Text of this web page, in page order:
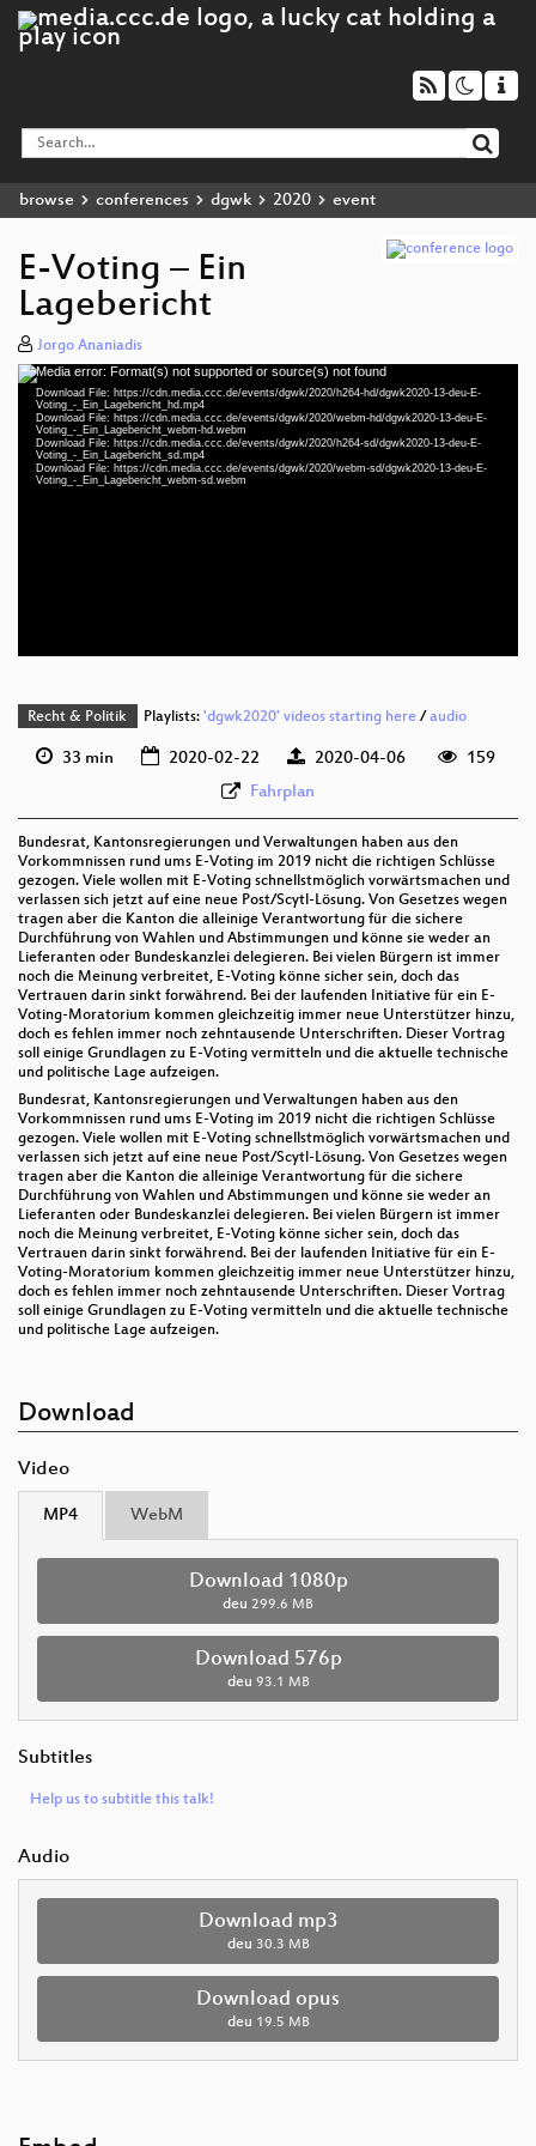
browse conferences dgwk 2020 event
E-Voting – Ein
Lagebericht
Jorgo Ananiadis
Video
Player
Media error: Format(s) not supported or source(s) not found
Download File: https://cdn.media.ccc.de/events/dgwk/2020/h264-hd/dgwk2020-13-deu-E-
Voting_-_Ein_Lagebericht_hd.mp4
Download File: https://cdn.media.ccc.de/events/dgwk/2020/webm-hd/dgwk2020-13-deu-E-
Voting_-_Ein_Lagebericht_webm-hd.webm
Download File: https://cdn.media.ccc.de/events/dgwk/2020/h264-sd/dgwk2020-13-deu-E-
Voting_-_Ein_Lagebericht_sd.mp4
Download File: https://cdn.media.ccc.de/events/dgwk/2020/webm-sd/dgwk2020-13-deu-E-
Voting_-_Ein_Lagebericht_webm-sd.webm
Recht & Politik Playlists: 'dgwk2020' videos starting here/ audio
33 min 2020-02-22 2020-04-06
159
Fahrplan
Bundesrat, Kantonsregierungen und Verwaltungen haben aus den
Vorkommnissen rund ums E-Voting im 2019 nicht die richtigen Schlüsse
gezogen. Viele wollen mit E-Voting schnellstmöglich vorwärtsmachen und
verlassen sich jetzt auf eine neue Post/Scytl-Lösung. Von Gesetzes wegen
tragen aber die Kanton die alleinige Verantwortung für die sichere
Durchführung von Wahlen und Abstimmungen und könne sie weder an
Lieferanten oder Bundeskanzlei delegieren. Bei vielen Bürgern ist immer
noch die Meinung verbreitet, E-Voting könne sicher sein, doch das
Vertrauen darin sinkt forwährend. Bei der laufenden Initiative für ein E-
Voting-Moratorium kommen gleichzeitig immer neue Unterstützer hinzu,
doch es fehlen immer noch zehntausende Unterschriften. Dieser Vortrag
soll einige Grundlagen zu E-Voting vermitteln und die aktuelle technische
und politische Lage aufzeigen.
Bundesrat, Kantonsregierungen und Verwaltungen haben aus den
Vorkommnissen rund ums E-Voting im 2019 nicht die richtigen Schlüsse
gezogen. Viele wollen mit E-Voting schnellstmöglich vorwärtsmachen und
verlassen sich jetzt auf eine neue Post/Scytl-Lösung. Von Gesetzes wegen
tragen aber die Kanton die alleinige Verantwortung für die sichere
Durchführung von Wahlen und Abstimmungen und könne sie weder an
Lieferanten oder Bundeskanzlei delegieren. Bei vielen Bürgern ist immer
noch die Meinung verbreitet, E-Voting könne sicher sein, doch das
Vertrauen darin sinkt forwährend. Bei der laufenden Initiative für ein E-
Voting-Moratorium kommen gleichzeitig immer neue Unterstützer hinzu,
doch es fehlen immer noch zehntausende Unterschriften. Dieser Vortrag
soll einige Grundlagen zu E-Voting vermitteln und die aktuelle technische
und politische Lage aufzeigen.
Download
Video
MP4 WebM
Download 1080p
deu 299.6 MB
Download 576p
deu 93.1 MB
Subtitles
Help us to subtitle this talk!
Audio
Download mp3
deu 30.3 MB
Download opus
deu 19.5 MB